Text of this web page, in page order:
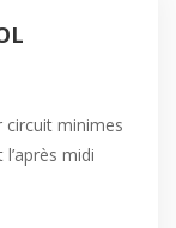
circuit minimes
midi